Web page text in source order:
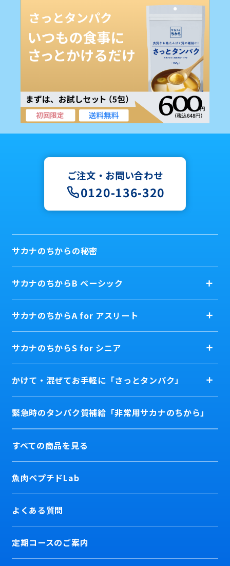
ご注文・お問い合わせ
0120-136-320
サカナのちからの秘密
サカナのちからB ベーシック
サカナのちからA for アスリート
サカナのちからS for シニア
かけて・混ぜてお手軽に「さっとタンパク」
緊急時のタンパク質補給「非常用サカナのちから」
すべての商品を見る
魚肉ペプチドLab
よくある質問
定期コースのご案内